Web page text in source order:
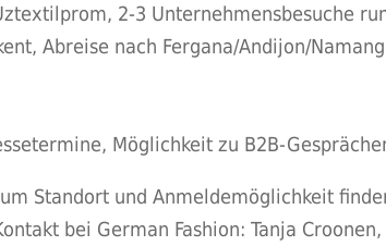
2-3 Unternehmensbesuche
Abreise nach Fergana/Andijon/
Möglichkeit zu B2B-
Standort und Anmeldemöglichkeit
bei German Fashion: Tanja Croonen,